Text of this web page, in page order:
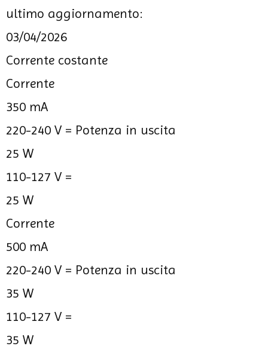
ultimo aggiornamento:
03/04/2026
Corrente costante
Corrente
350 mA
220-240 V = Potenza in uscita
25 W
110-127 V =
25 W
Corrente
500 mA
220-240 V = Potenza in uscita
35 W
110-127 V =
35 W